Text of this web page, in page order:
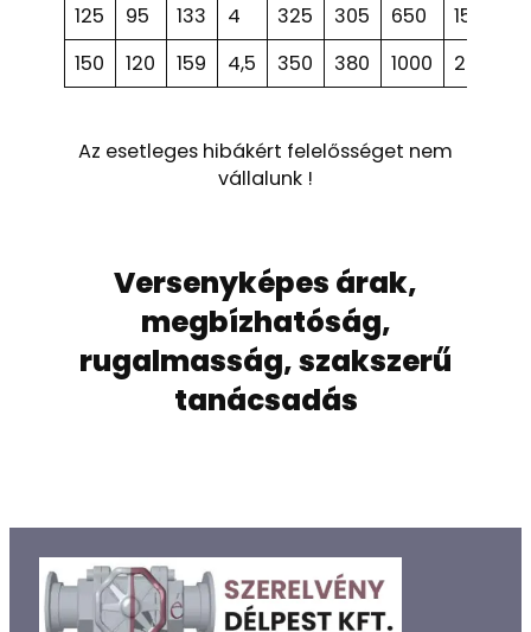
125
95 133 4 325 305 650
15
150
120 159 4,5 350 380 1000 24
Az esetleges hibákért felelősséget nem
vállalunk !
Versenyképes árak,
megbízhatóság,
rugalmasság, szakszerű
tanácsadás